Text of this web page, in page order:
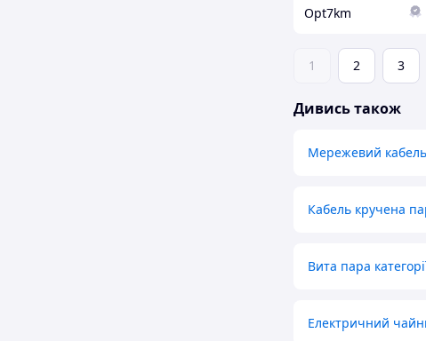
Opt7km
1 2 3
Дивись також
Мережевий кабель
Кабель кручена
Вита пара
Електричний